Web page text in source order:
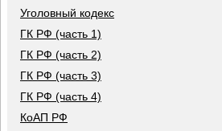
Уголовный кодекс
ГК РФ (часть 1)
ГК РФ (часть 2)
ГК РФ (часть 3)
ГК РФ (часть 4)
КоАП РФ